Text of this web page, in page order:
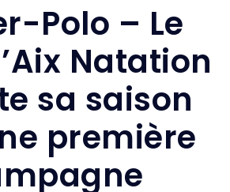
Polo – Le
Natation
sa saison
première